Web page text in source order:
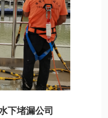
下堵漏公司